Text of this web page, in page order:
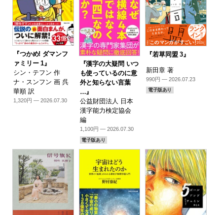
『つかめ! ダマンフ
ァミリー 1』
シン・テフン 作
ナ・スンフン 画 呉
華順 訳
1,320円 — 2026.07.30
『漢字の大疑問 いつ
も使っているのに意
外と知らない言葉
…』
公益財団法人 日本
漢字能力検定協会
編
1,100円 — 2026.07.30
電子版あり
『若草同盟 3』
新田章 著
990円 — 2026.07.23
電子版あり